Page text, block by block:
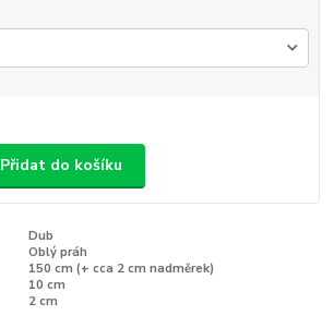
Přidat do košíku
Dub
Oblý práh
150 cm (+ cca 2 cm nadměrek)
10 cm
2 cm